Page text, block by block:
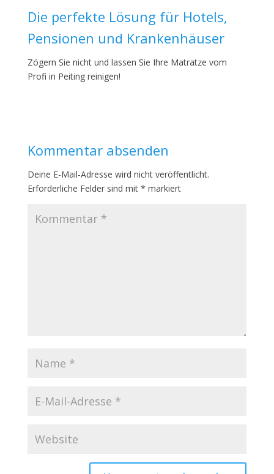
Die perfekte Lösung für Hotels,
Pensionen und Krankenhäuser
Zögern Sie nicht und lassen Sie Ihre Matratze vom
Profi in Peiting reinigen!
Kommentar absenden
Deine E-Mail-Adresse wird nicht veröffentlicht.
Erforderliche Felder sind mit * markiert